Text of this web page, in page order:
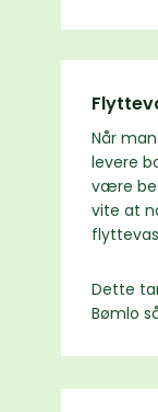
Når
levere
være
vite at
Dette
Bømlo